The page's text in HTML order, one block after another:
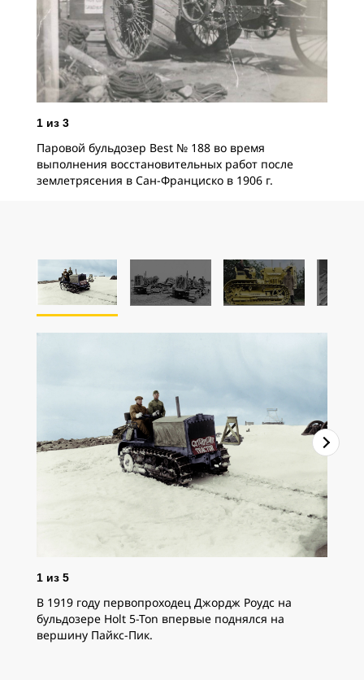
1 из 3
Паровой бульдозер Best № 188 во время
выполнения восстановительных работ после
землетрясения в Сан-Франциско в 1906 г.
1 из 5
В 1919 году первопроходец Джордж Роудс на
бульдозере Holt 5-Ton впервые поднялся на
вершину Пайкс-Пик.